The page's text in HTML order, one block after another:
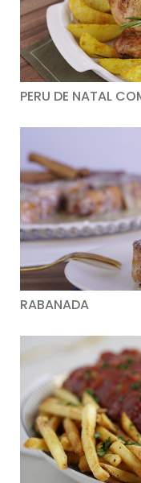
PERU DE NATAL
RABANADA